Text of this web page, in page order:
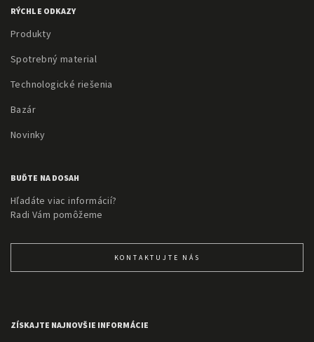
RÝCHLE ODKAZY
Produkty
Spotrebný material
Technologické riešenia
Bazár
Novinky
BUĎTE NA DOSAH
Hľadáte viac informácií?
Radi Vám pomôžeme
KONTAKTUJTE NÁS
ZÍSKAJTE NAJNOVŠIE INFORMÁCIE